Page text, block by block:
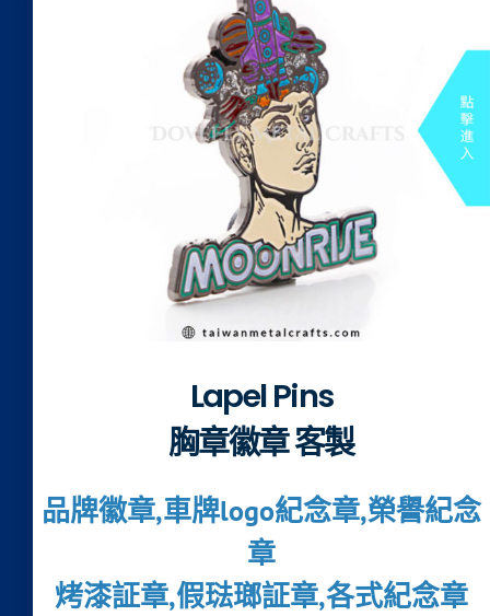
Lapel Pins
胸章徽章 客製
品牌徽章,車牌logo紀念章,榮譽紀念
章
烤漆証章,假琺瑯証章,各式紀念章